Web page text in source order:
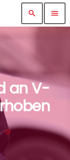
search menu
an V-